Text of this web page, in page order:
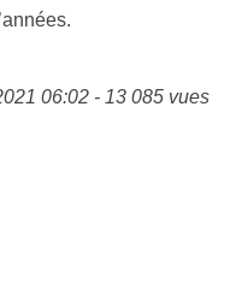
06:02 - 13 085 vues